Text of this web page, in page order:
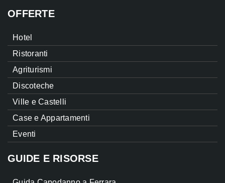
OFFERTE
Hotel
Ristoranti
Agriturismi
Discoteche
Ville e Castelli
Case e Appartamenti
Eventi
GUIDE E RISORSE